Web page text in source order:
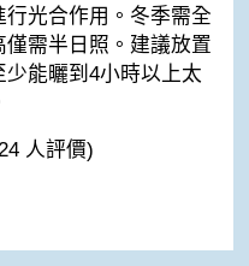
光合作用。冬季需全
僅需半日照。建議放置
能曬到4小時以上太
人評價)